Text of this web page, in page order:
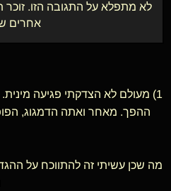
לא מתפלא על התגובה הזו. זוכר
אחרים
1) מעולם לא הצדקתי פגיעה
ההפך. מאחר ואתה הדמגוג,
מה שכן עשיתי זה להתווכח על